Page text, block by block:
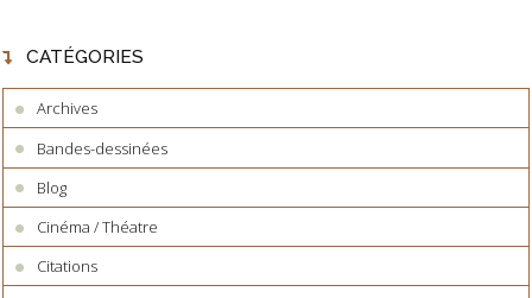
CATÉGORIES
Archives
Bandes-dessinées
Blog
Cinéma / Théatre
Citations